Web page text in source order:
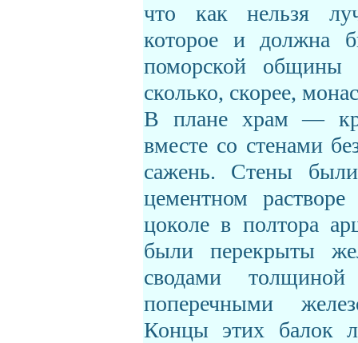
что как нельзя
которое и должна
поморской общины
сколько, скорее,
В плане храм —
вместе со стенами
сажень. Стены
цементном
цоколе в полтора
были перекрыты
сводами
поперечными
Концы этих балок